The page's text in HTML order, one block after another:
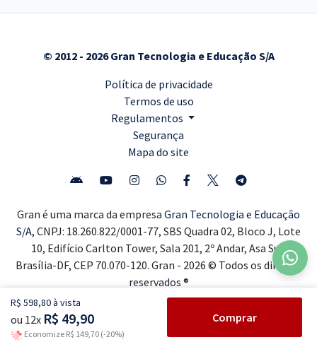
R$ 598,80 à vista
ou 12x R$ 49,90
Economize R$ 149,70 (-20%)
Comprar
© 2012 - 2026 Gran Tecnologia e Educação S/A
Política de privacidade
Termos de uso
Regulamentos
Segurança
Mapa do site
Gran é uma marca da empresa Gran Tecnologia e Educação
S/A, CNPJ: 18.260.822/0001-77, SBS Quadra 02, Bloco J, Lote
10, Edifício Carlton Tower, Sala 201, 2º Andar, Asa Sul,
Brasília-DF, CEP 70.070-120. Gran - 2026 © Todos os direitos
reservados ®